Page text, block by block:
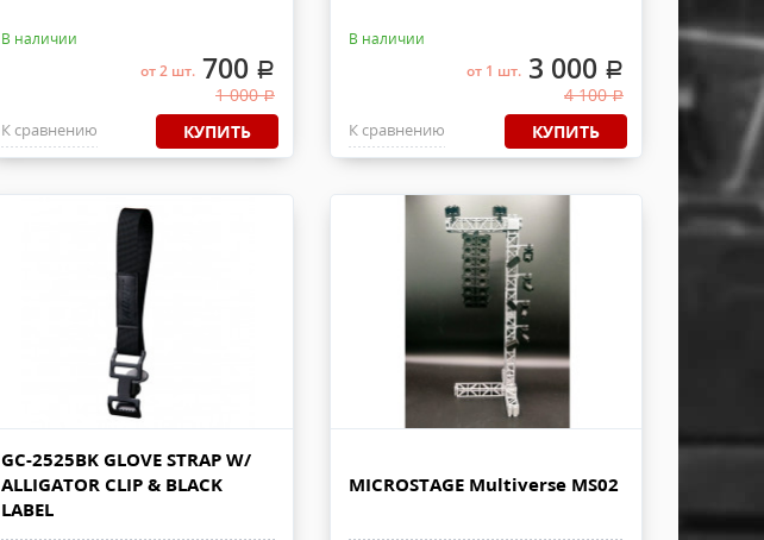
В наличии
от 2 шт. 700 .
1 000.
К сравнению КУПИТЬ
В наличии
от 1 шт.3 000 .
4 100.
К сравнению КУПИТЬ
GC-2525BK GLOVE STRAP W/
ALLIGATOR CLIP & BLACK
LABEL
MICROSTAGE Multiverse MS02